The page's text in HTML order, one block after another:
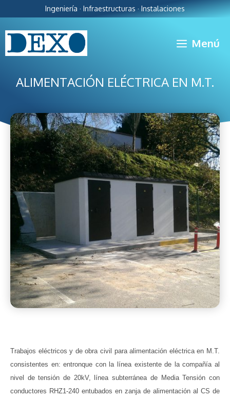
Ingeniería · Infraestructuras · Instalaciones
Menú
ALIMENTACIÓN ELÉCTRICA EN M.T.
Trabajos eléctricos y de obra civil para alimentación eléctrica en M.T.
consistentes en: entronque con la línea existente de la compañía al
nivel de tensión de 20kV, línea subterránea de Media Tensión con
conductores RHZ1-240 entubados en zanja de alimentación al CS de